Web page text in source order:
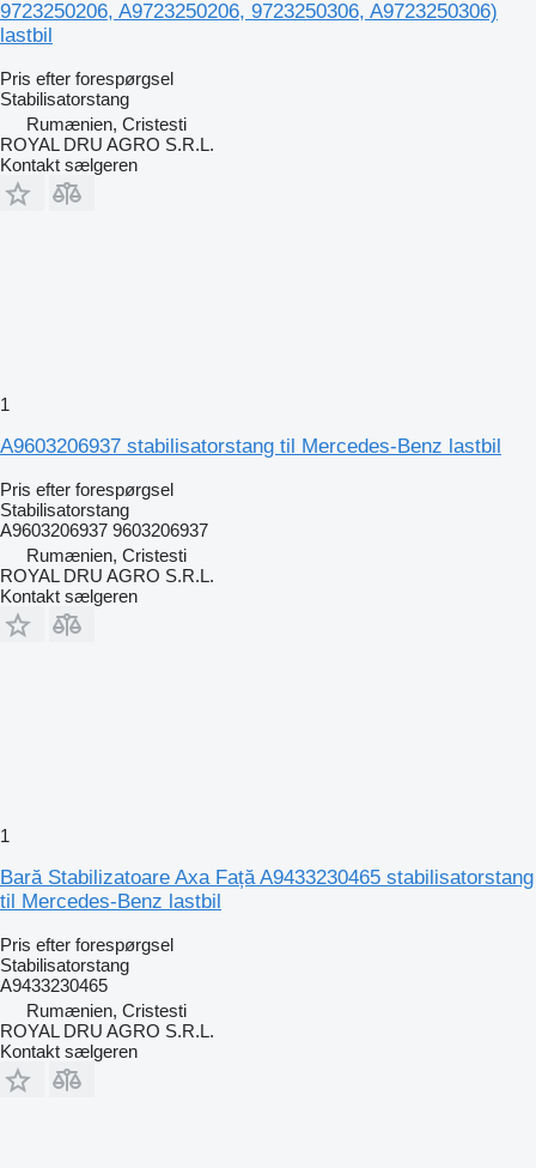
9723250206, A9723250206, 9723250306, A9723250306)
lastbil
Pris efter forespørgsel
Stabilisatorstang
Rumænien, Cristesti
ROYAL DRU AGRO S.R.L.
Kontakt sælgeren
1
A9603206937 stabilisatorstang til Mercedes-Benz lastbil
Pris efter forespørgsel
Stabilisatorstang
A9603206937 9603206937
Rumænien, Cristesti
ROYAL DRU AGRO S.R.L.
Kontakt sælgeren
1
Bară Stabilizatoare Axa Față A9433230465 stabilisatorstang
til Mercedes-Benz lastbil
Pris efter forespørgsel
Stabilisatorstang
A9433230465
Rumænien, Cristesti
ROYAL DRU AGRO S.R.L.
Kontakt sælgeren